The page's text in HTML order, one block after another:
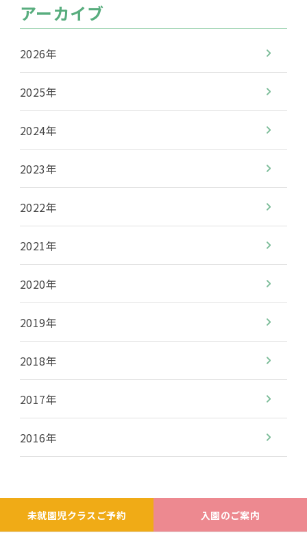
アーカイブ
2026年
2025年
2024年
2023年
2022年
2021年
2020年
2019年
2018年
2017年
2016年
未就園児クラスご予約 入園のご案内